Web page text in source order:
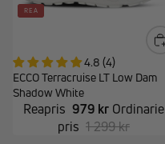
REA
4.8 (4)
ECCO Terracruise LT Low Dam
Shadow White
Reapris 979 kr Ordinarie
pris 1 299 kr